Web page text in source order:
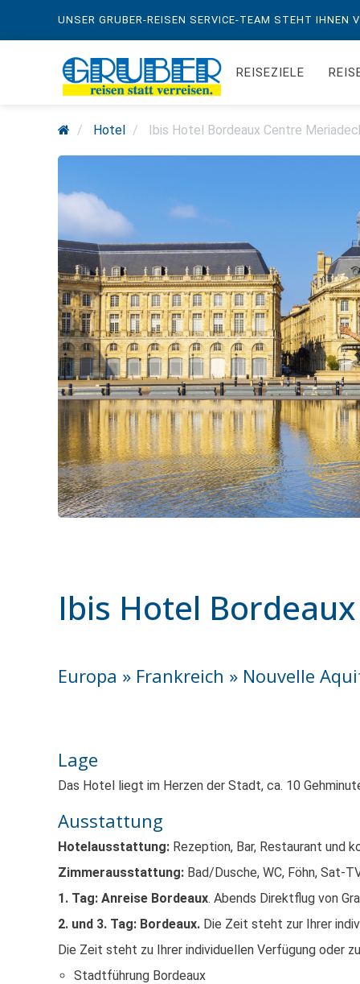
UNSER GRUBER-REISEN SERVICE-TEAM STEHT IHNEN
REISEZIELE
Hotel Ibis Hotel Bordeaux Centre
Ibis Hotel
Europa » Frankreich » Nouvelle
Lage
Das Hotel liegt im Herzen der Stadt, ca. 10
Ausstattung
Hotelausstattung: Rezeption, Bar, Restaurant und
Zimmerausstattung: Bad/Dusche, WC, Föhn, Sat-
1. Tag: Anreise Bordeaux. Abends Direktflug von
2. und 3. Tag: Bordeaux. Die Zeit steht zur Ihrer
Die Zeit steht zu Ihrer individuellen Verfügung oder
Stadtführung Bordeaux